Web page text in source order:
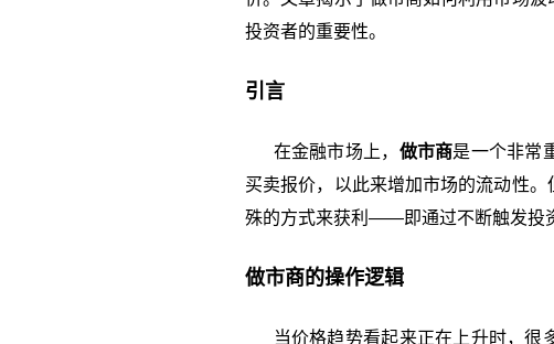
投资者的重要性。
引言
在金融市场上， 做市商是一个非常
买卖报价，以此来增加市场的流动性
殊的方式来获利——即通过不断触发投
做市商的操作逻辑
当价格趋势看起来正在上升时，很